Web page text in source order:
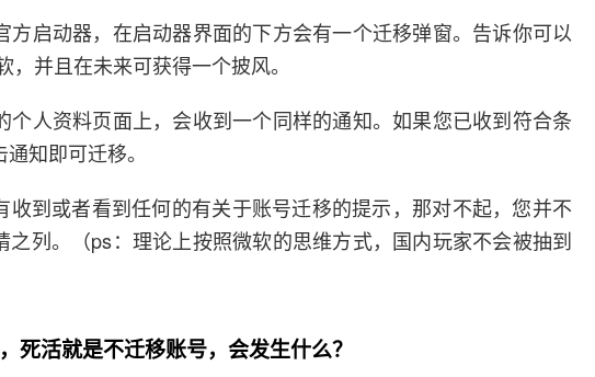
启动器，在启动器界面的下方会有一个迁移弹窗。告诉你可以
，并且在未来可获得一个披风。
人资料页面上，会收到一个同样的通知。如果您已收到符合条
知即可迁移。
收到或者看到任何的有关于账号迁移的提示，那对不起，您并不
之列。（ps：理论上按照微软的思维方式，国内玩家不会被抽到
死活就是不迁移账号，会发生什么？